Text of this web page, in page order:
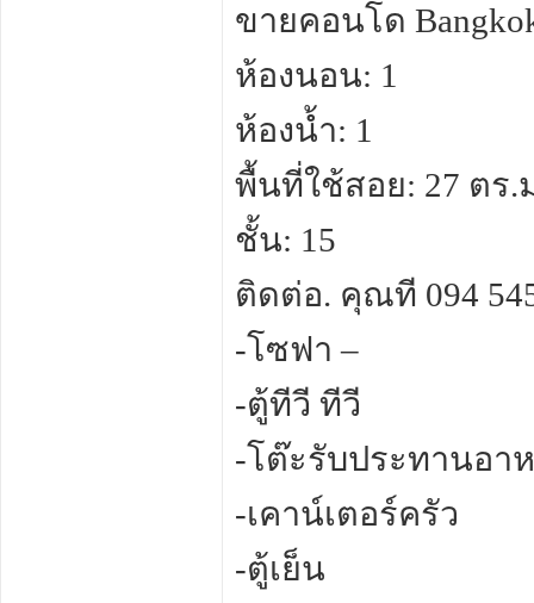
ขายคอนโด
ห้องนอน: 1
ห้องน้ำ: 1
พื้นที่ใช้สอย: 27 ตร.
ชั้น: 15
ติดต่อ. คุณที 094
-โซฟา –
-ตู้ทีวี ทีวี
-โต๊ะรับประทานอา
-เคาน์เตอร์ครัว
-ตู้เย็น